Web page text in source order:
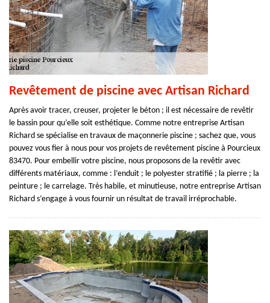
Revêtement de piscine avec Artisan Richard
Après avoir tracer, creuser, projeter le béton ; il est nécessaire de revêtir
le bassin pour qu’elle soit esthétique. Comme notre entreprise Artisan
Richard se spécialise en travaux de maçonnerie piscine ; sachez que, vous
pouvez vous fier à nous pour vos projets de revêtement piscine à Pourcieux
83470. Pour embellir votre piscine, nous proposons de la revêtir avec
différents matériaux, comme : l’enduit ; le polyester stratifié ; la pierre ; la
peinture ; le carrelage. Très habile, et minutieuse, notre entreprise Artisan
Richard s’engage à vous fournir un résultat de travail irréprochable.